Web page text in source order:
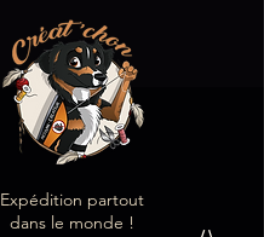
Expédition partout
dans le monde !